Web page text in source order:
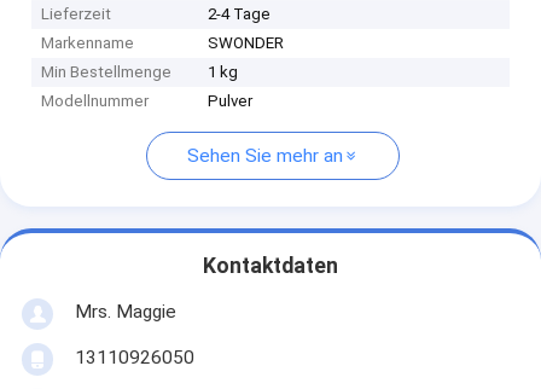
Lieferzeit
2-4 Tage
Markenname
SWONDER
Min Bestellmenge
1 kg
Modellnummer
Pulver
Sehen Sie mehr an
Kontaktdaten
Mrs. Maggie
13110926050